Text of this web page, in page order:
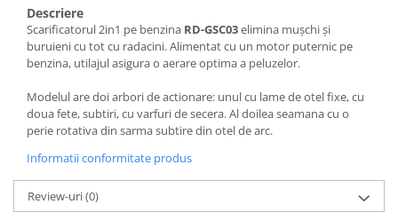
Pachete Incorporabile
Pirostrii & Arzatoare
Plasa umbrire
Pompe de stropit
Radiatoare
Semanatoare,Plantatoare
Sere
Sobe pe gaz & electrice
Descriere
Scarificatorul 2in1 pe benzina RD-GSC03elimina muşchi şi
buruieni cu tot cu radacini. Alimentat cu un motor puternic pe
benzina, utilajul asigura o aerare optima a peluzelor.
Modelul are doi arbori de actionare: unul cu lame de otel fixe, cu
doua fete, subtiri, cu varfuri de secera. Al doilea seamana cu o
perie rotativa din sarma subtire din otel de arc.
Informatii conformitate produs
Review-uri(0)